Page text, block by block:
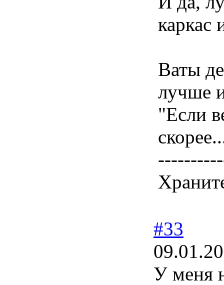
каркас
Ваты
лучше
"Если
#33
У меня